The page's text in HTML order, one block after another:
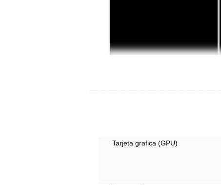
Tarjeta grafica (GPU)